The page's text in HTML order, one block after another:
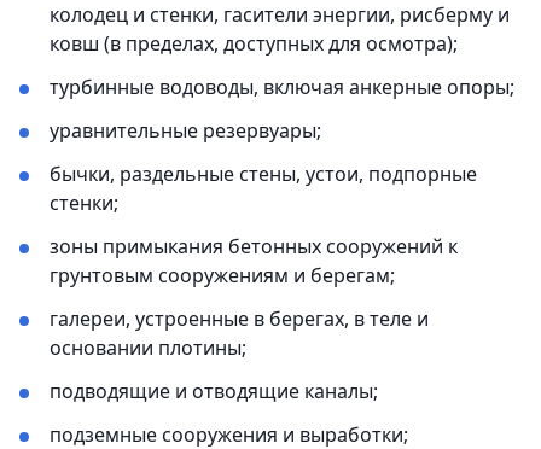
колодец и стенки, гасители энергии, рисберму и
ковш (в пределах, доступных для осмотра);
турбинные водоводы, включая анкерные опоры;
уравнительные резервуары;
бычки, раздельные стены, устои, подпорные
стенки;
зоны примыкания бетонных сооружений к
грунтовым сооружениям и берегам;
галереи, устроенные в берегах, в теле и
основании плотины;
подводящие и отводящие каналы;
подземные сооружения и выработки;